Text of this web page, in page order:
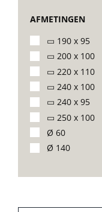
AFMETINGEN
▭ 190 x 95
▭ 200 x 100
▭ 220 x 110
▭ 240 x 100
▭ 240 x 95
▭ 250 x 100
Ø 60
Ø 140